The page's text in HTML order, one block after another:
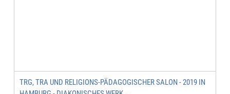
TRG, TRA UND RELIGIONS-PÄDAGOGISCHER SALON - 2019 IN